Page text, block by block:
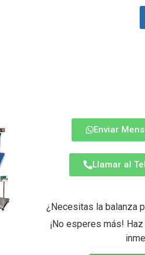
Enviar
Llamar al
¿Necesitas la balanza
¡No esperes más!